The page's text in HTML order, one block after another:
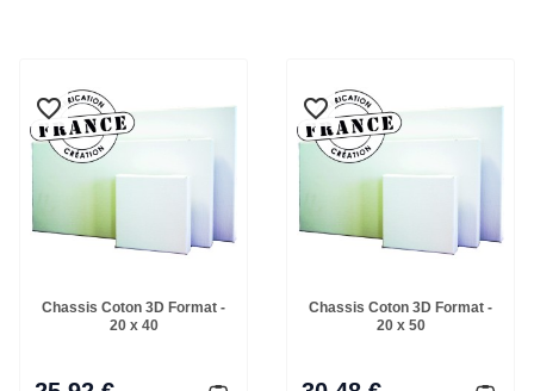
favorite_border
favorite_border
Chassis Coton 3D Format -
20 x 40
favorite_border
favorite_border
Chassis Coton 3D Format -
20 x 50